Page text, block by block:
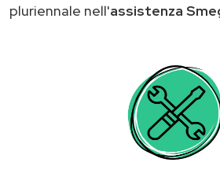
pluriennale nell'assistenza